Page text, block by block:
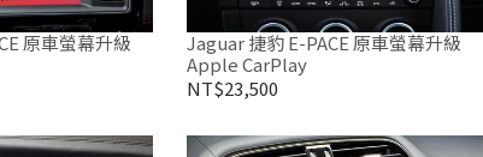
原車螢幕升級
Jaguar 捷豹 E-PACE 原車螢幕升級
Apple CarPlay
NT$23,500